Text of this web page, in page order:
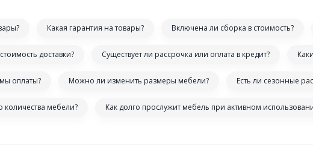
Какая гарантия на товары? Включена ли сборка в стоимость?
доставки? Существует ли рассрочка или оплата в кредит?
оплаты? Можно ли изменить размеры мебели? Есть ли сезонные
количества мебели? Как долго прослужит мебель при активном